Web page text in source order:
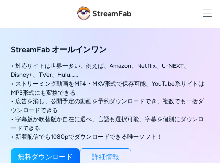
StreamFab
StreamFab オールインワン
• 対応サイトは世界一多い、例えば、Amazon、Netflix、U-NEXT、
Disney+、TVer、Hulu……
• ストリーミング動画をMP4・MKV形式で保存可能、YouTube系サイトは
MP3形式にも変換できる
• 広告を消し、公開予定の動画を予約ダウンロードでき、複数でも一括ダ
ウンロードできる
• 字幕版か吹替版か自在に選べ、言語も選択可能、字幕を個別にダウンロ
ードできる
• 新着配信でも1080pでダウンロードできる唯一ソフト！
無料ダウンロード 詳細情報